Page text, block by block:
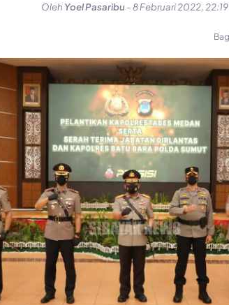
Oleh Yoel Pasaribu-8 Februari 2022, 22:19